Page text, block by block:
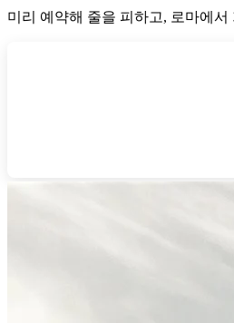
미리 예약해 줄을 피하고, 로마에